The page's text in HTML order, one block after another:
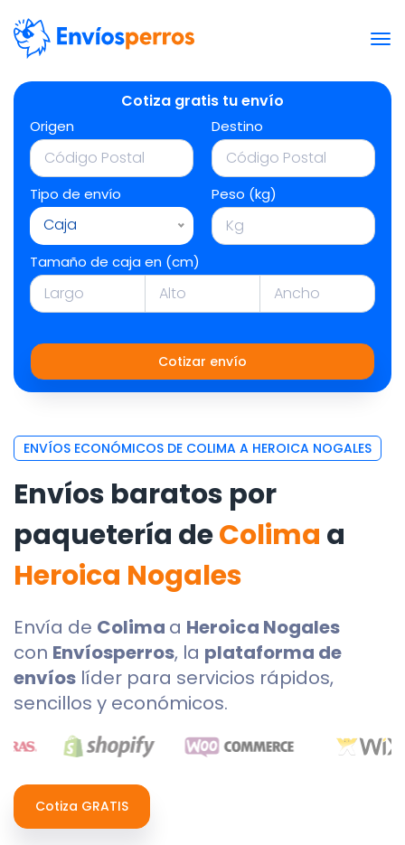
Cotiza gratis tu envío
Origen Destino
Tipo de envío
Caja
Peso (kg)
Tamaño de caja en (cm)
Cotizar envío
ENVÍOS ECONÓMICOS DE COLIMA A HEROICA NOGALES
Envíos baratos por
paquetería deColima a
Heroica Nogales
Envía de Colima a Heroica Nogales
con Envíosperros, la plataforma de
envíos líder para servicios rápidos,
sencillos y económicos.
Cotiza GRATIS